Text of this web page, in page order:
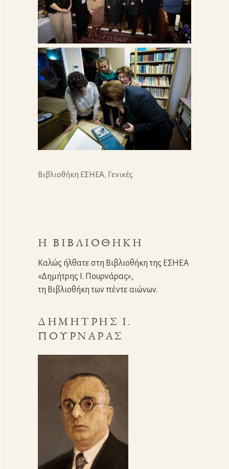
Βιβλιοθήκη ΕΣΗΕΑ, Γενικές
Η ΒΙΒΛΙΟΘΉΚΗ
Καλώς ήλθατε στη Βιβλιοθήκη της ΕΣΗΕΑ
«Δημήτρης Ι. Πουρνάρας»,
τη Βιβλιοθήκη των πέντε αιώνων.
ΔΗΜΉΤΡΗΣ Ι.
ΠΟΥΡΝΆΡΑΣ